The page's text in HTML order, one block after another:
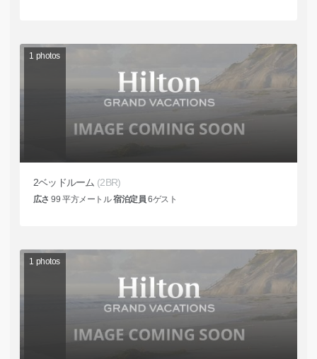
1 photos
2ベッドルーム (2BR)
広さ 99 平方メートル宿泊定員 6ゲスト
1 photos